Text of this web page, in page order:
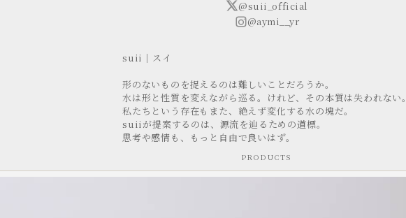
@suii_official
@aymi__yr
suii│スイ
形のないものを捉えるのは難しいことだろうか。
水は形と性質を変えながら巡る。けれど、その本質は失われない。
私たちという存在もまた、絶えず変化する水の塊だ。
suiiが提案するのは、源流を辿るための道標。
思考や感情も、もっと自由で良いはず。
PRODUCTS